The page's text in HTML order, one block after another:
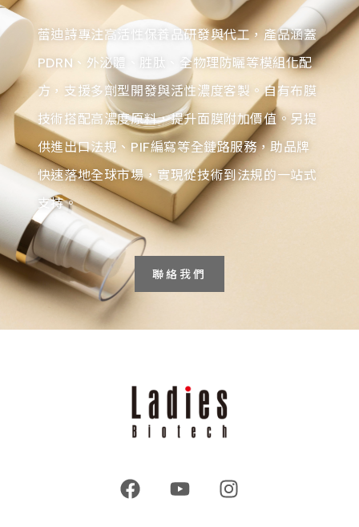
蕾迪詩專注高活性保養品研發與代工，產品涵蓋
PDRN、外泌體、胜肽、全物理防曬等模組化配
方，支援多劑型開發與活性濃度客製。自有布膜
技術搭配高濃度原料，提升面膜附加價值。另提
供進出口法規、PIF編寫等全鏈路服務，助品牌
快速落地全球市場，實現從技術到法規的一站式
支持。
聯絡我們